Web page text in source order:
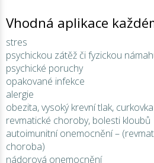
Vhodná aplikace
stres
psychickou zátěž či fyzickou
psychické poruchy
opakované infekce
alergie
obezita, vysoký krevní tlak, curkovka
revmatické choroby, bolesti kloubů
autoimunitní onemocnění –
choroba)
nádorová onemocnění